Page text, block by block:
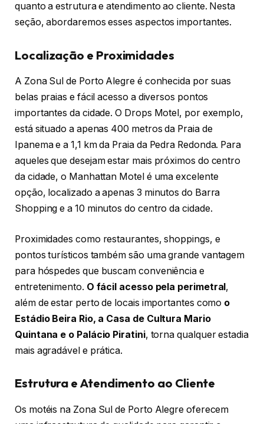
quanto a estrutura e atendimento ao cliente. Nesta
seção, abordaremos esses aspectos importantes.
Localização e Proximidades
A Zona Sul de Porto Alegre é conhecida por suas
belas praias e fácil acesso a diversos pontos
importantes da cidade. O Drops Motel, por exemplo,
está situado a apenas 400 metros da Praia de
Ipanema e a 1,1 km da Praia da Pedra Redonda. Para
aqueles que desejam estar mais próximos do centro
da cidade, o Manhattan Motel é uma excelente
opção, localizado a apenas 3 minutos do Barra
Shopping e a 10 minutos do centro da cidade.
Proximidades como restaurantes, shoppings, e
pontos turísticos também são uma grande vantagem
para hóspedes que buscam conveniência e
entretenimento. O fácil acesso pela perimetral,
além de estar perto de locais importantes como o
Estádio Beira Rio, a Casa de Cultura Mario
Quintana e o Palácio Piratini, torna qualquer estadia
mais agradável e prática.
Estrutura e Atendimento ao Cliente
Os motéis na Zona Sul de Porto Alegre oferecem